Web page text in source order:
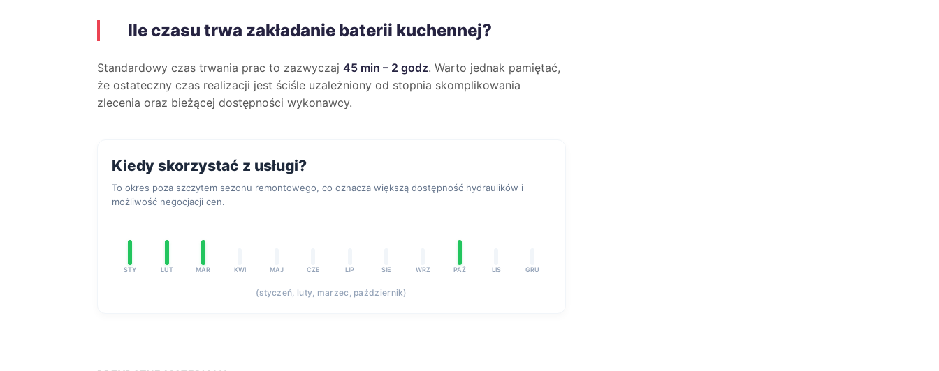
Ile czasu trwa zakładanie baterii kuchennej?
Standardowy czas trwania prac to zazwyczaj 45 min – 2 godz. Warto jednak pamiętać,
że ostateczny czas realizacji jest ściśle uzależniony od stopnia skomplikowania
zlecenia oraz bieżącej dostępności wykonawcy.
Kiedy skorzystać z usługi?
To okres poza szczytem sezonu remontowego, co oznacza większą dostępność hydraulików i
możliwość negocjacji cen.
STY LUT MAR KWI MAJ CZE LIP SIE WRZ PAŹ LIS GRU
(styczeń, luty, marzec, październik)